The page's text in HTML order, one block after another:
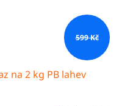
599 Kč
na 2 kg PB lahev